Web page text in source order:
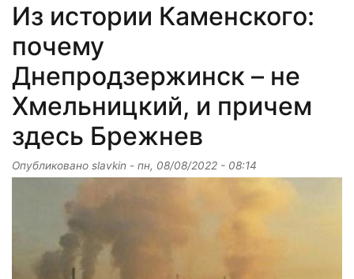
Из истории Каменского:
почему
Днепродзержинск – не
Хмельницкий, и причем
здесь Брежнев
Опубликовано slavkin - пн, 08/08/2022 - 08:14